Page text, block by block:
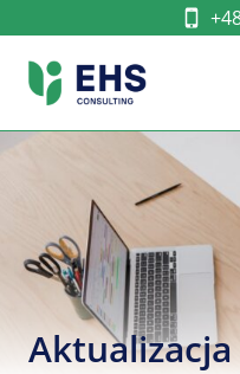
do
treści